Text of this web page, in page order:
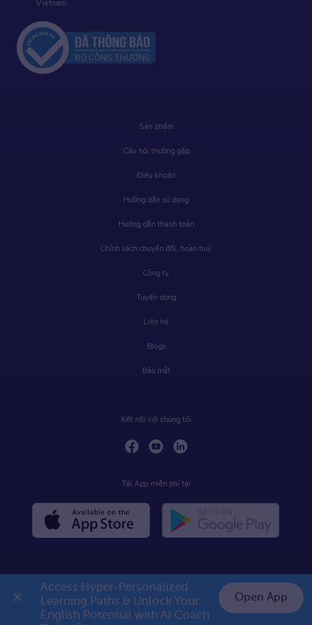
Vietnam
Sản phẩm
Câu hỏi thường gặp
Điều khoản
Hướng dẫn sử dụng
Hướng dẫn thanh toán
Chính sách chuyển đổi, hoàn huỷ
Công ty
Tuyển dụng
Liên hệ
Blogs
Bảo mật
Kết nối với chúng tôi
Tải App miễn phí tại
Access Hyper-Personalized
Learning Paths & Unlock Your
English Potential with AI Coach
Open App